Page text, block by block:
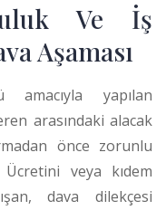
Ve İş
Aşaması
amacıyla yapılan
arasındaki alacak
önce zorunlu
Ücretini veya kıdem
dava dilekçesi